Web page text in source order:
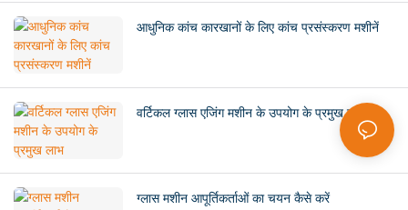
आधुनिक कांच कारखानों के लिए कांच प्रसंस्करण मशीनें
वर्टिकल ग्लास एजिंग मशीन के उपयोग के प्रमुख लाभ
ग्लास मशीन आपूर्तिकर्ताओं का चयन कैसे करें